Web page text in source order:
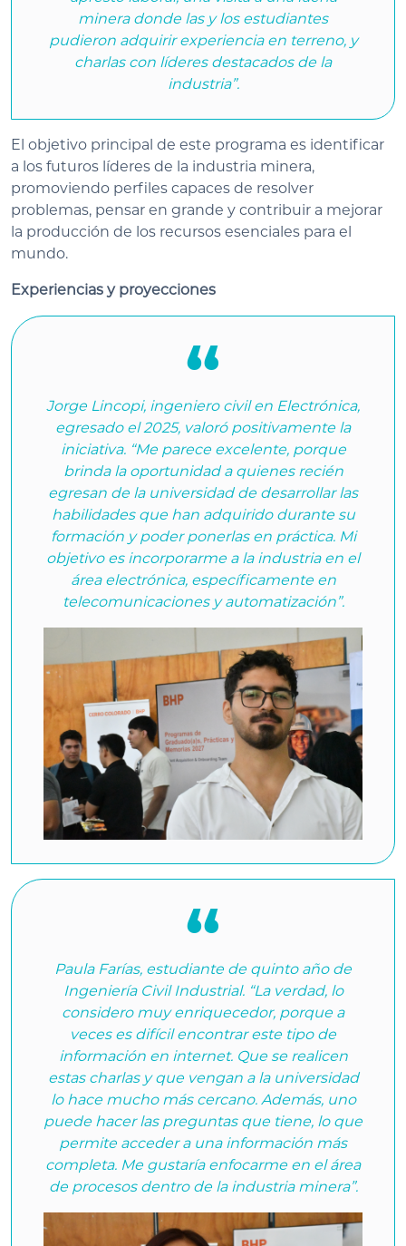
minera donde las y los estudiantes
pudieron adquirir experiencia en terreno, y
charlas con líderes destacados de la
industria”.
El objetivo principal de este programa es identificar
a los futuros líderes de la industria minera,
promoviendo perfiles capaces de resolver
problemas, pensar en grande y contribuir a mejorar
la producción de los recursos esenciales para el
mundo.
Experiencias y proyecciones
Jorge Lincopi, ingeniero civil en Electrónica,
egresado el 2025, valoró positivamente la
iniciativa. “Me parece excelente, porque
brinda la oportunidad a quienes recién
egresan de la universidad de desarrollar las
habilidades que han adquirido durante su
formación y poder ponerlas en práctica. Mi
objetivo es incorporarme a la industria en el
área electrónica, específicamente en
telecomunicaciones y automatización”.
Paula Farías, estudiante de quinto año de
Ingeniería Civil Industrial. “La verdad, lo
considero muy enriquecedor, porque a
veces es difícil encontrar este tipo de
información en internet. Que se realicen
estas charlas y que vengan a la universidad
lo hace mucho más cercano. Además, uno
puede hacer las preguntas que tiene, lo que
permite acceder a una información más
completa. Me gustaría enfocarme en el área
de procesos dentro de la industria minera”.